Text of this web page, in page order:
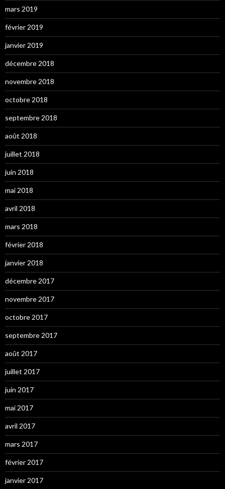
mars 2019
février 2019
janvier 2019
décembre 2018
novembre 2018
octobre 2018
septembre 2018
août 2018
juillet 2018
juin 2018
mai 2018
avril 2018
mars 2018
février 2018
janvier 2018
décembre 2017
novembre 2017
octobre 2017
septembre 2017
août 2017
juillet 2017
juin 2017
mai 2017
avril 2017
mars 2017
février 2017
janvier 2017